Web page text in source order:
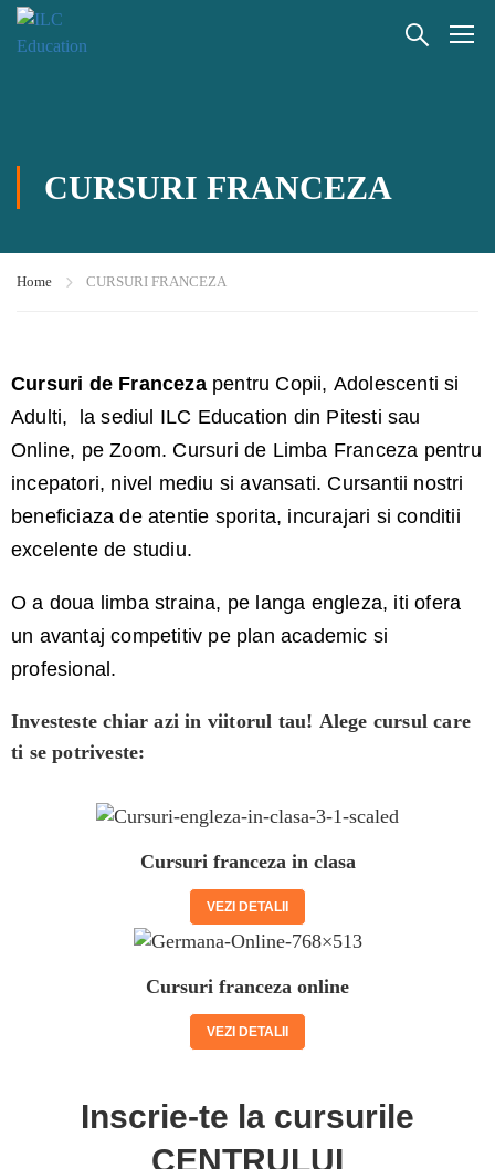
CURSURI FRANCEZA
Home CURSURI FRANCEZA
Cursuri de Francezapentru Copii, Adolescenti si
Adulti, la sediul ILC Education din Pitesti sau
Online, pe Zoom. Cursuri de Limba Franceza pentru
incepatori, nivel mediu si avansati. Cursantii nostri
beneficiaza de atentie sporita, incurajari si conditii
excelente de studiu.
O a doua limba straina, pe langa engleza, iti ofera
un avantaj competitiv pe plan academic si
profesional.
Investeste chiar azi in viitorul tau! Alege cursul care
ti se potriveste:
Cursuri franceza in clasa
VEZI DETALII
Cursuri franceza online
VEZI DETALII
Inscrie-te la cursurile
CENTRULUI